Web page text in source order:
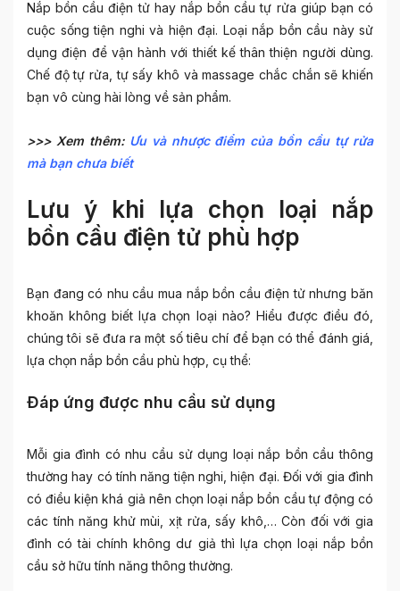
Nắp bồn cầu điện tử hay nắp bồn cầu tự rửa giúp bạn có
cuộc sống tiện nghi và hiện đại. Loại nắp bồn cầu này sử
dụng điện để vận hành với thiết kế thân thiện người dùng.
Chế độ tự rửa, tự sấy khô và massage chắc chắn sẽ khiến
bạn vô cùng hài lòng về sản phẩm.
>>> Xem thêm: Ưu và nhược điểm của bồn cầu tự rửa
mà bạn chưa biết
Lưu ý khi lựa chọn loại nắp
bồn cầu điện tử phù hợp
Bạn đang có nhu cầu mua nắp bồn cầu điện tửnhưng băn
khoăn không biết lựa chọn loại nào? Hiểu được điều đó,
chúng tôi sẽ đưa ra một số tiêu chí để bạn có thể đánh giá,
lựa chọn nắp bồn cầu phù hợp, cụ thể:
Đáp ứng được nhu cầu sử dụng
Mỗi gia đình có nhu cầu sử dụng loại nắp bồn cầu thông
thường hay có tính năng tiện nghi, hiện đại. Đối với gia đình
có điều kiện khá giả nên chọn loạinắp bồn cầu tự độngcó
các tính năng khử mùi, xịt rửa, sấy khô,… Còn đối với gia
đình có tài chính không dư giả thì lựa chọn loại nắp bồn
cầu sở hữu tính năng thông thường.